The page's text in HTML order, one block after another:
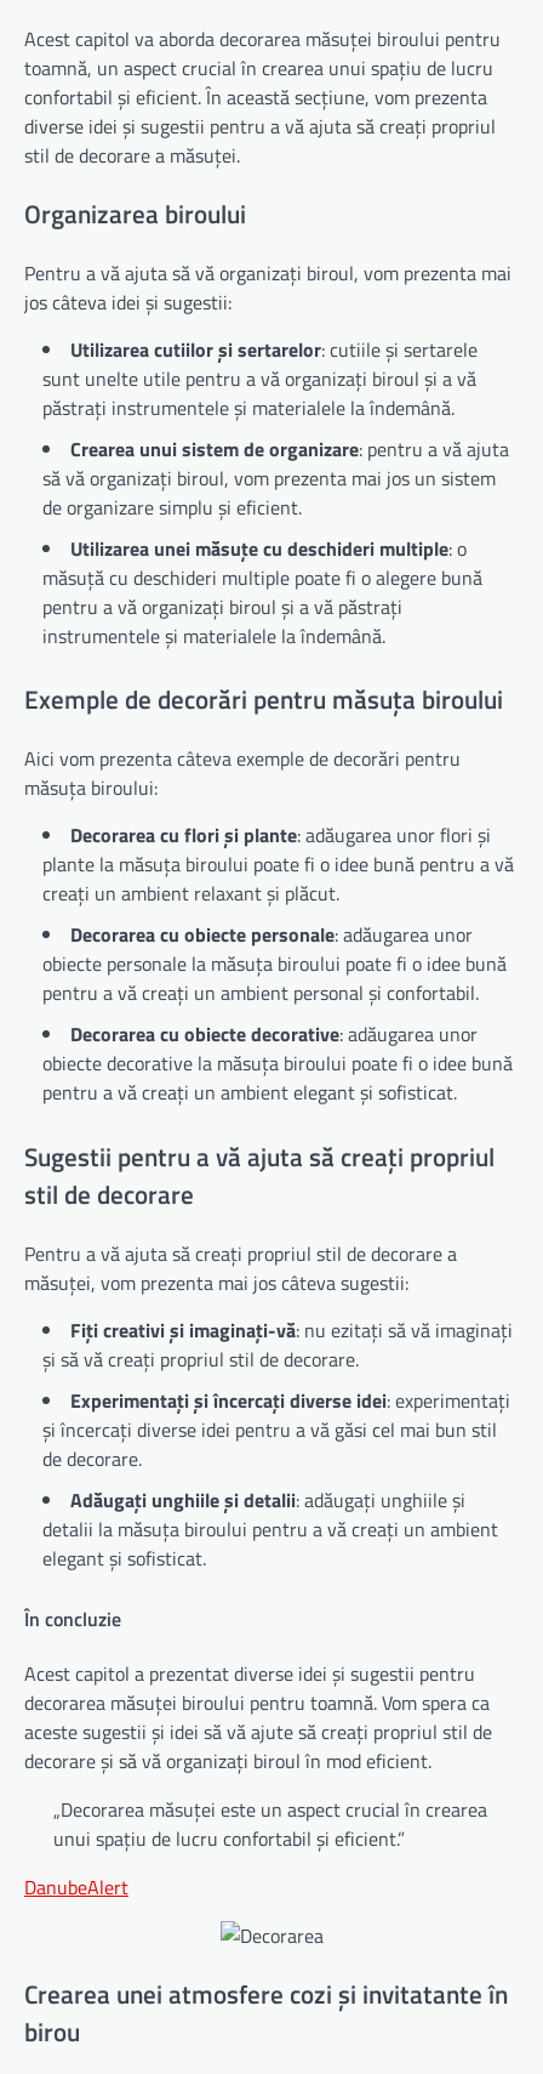
Acest capitol va aborda decorarea măsuței biroului pentru
toamnă, un aspect crucial în crearea unui spațiu de lucru
confortabil și eficient. În această secțiune, vom prezenta
diverse idei și sugestii pentru a vă ajuta să creați propriul
stil de decorare a măsuței.
Organizarea biroului
Pentru a vă ajuta să vă organizați biroul, vom prezenta mai
jos câteva idei și sugestii:
Utilizarea cutiilor și sertarelor: cutiile și sertarele
sunt unelte utile pentru a vă organizați biroul și a vă
păstrați instrumentele și materialele la îndemână.
Crearea unui sistem de organizare: pentru a vă ajuta
să vă organizați biroul, vom prezenta mai jos un sistem
de organizare simplu și eficient.
Utilizarea unei măsuțe cu deschideri multiple: o
măsuță cu deschideri multiple poate fi o alegere bună
pentru a vă organizați biroul și a vă păstrați
instrumentele și materialele la îndemână.
Exemple de decorări pentru măsuța biroului
Aici vom prezenta câteva exemple de decorări pentru
măsuța biroului:
Decorarea cu flori și plante: adăugarea unor flori și
plante la măsuța biroului poate fi o idee bună pentru a vă
creați un ambient relaxant și plăcut.
Decorarea cu obiecte personale: adăugarea unor
obiecte personale la măsuța biroului poate fi o idee bună
pentru a vă creați un ambient personal și confortabil.
Decorarea cu obiecte decorative: adăugarea unor
obiecte decorative la măsuța biroului poate fi o idee bună
pentru a vă creați un ambient elegant și sofisticat.
Sugestii pentru a vă ajuta să creați propriul
stil de decorare
Pentru a vă ajuta să creați propriul stil de decorare a
măsuței, vom prezenta mai jos câteva sugestii:
Fiți creativi și imaginați-vă: nu ezitați să vă imaginați
și să vă creați propriul stil de decorare.
Experimentați și încercați diverse idei: experimentați
și încercați diverse idei pentru a vă găsi cel mai bun stil
de decorare.
Adăugați unghiile și detalii: adăugați unghiile și
detalii la măsuța biroului pentru a vă creați un ambient
elegant și sofisticat.
În concluzie
Acest capitol a prezentat diverse idei și sugestii pentru
decorarea măsuței biroului pentru toamnă. Vom spera ca
aceste sugestii și idei să vă ajute să creați propriul stil de
decorare și să vă organizați biroul în mod eficient.
„Decorarea măsuței este un aspect crucial în crearea
unui spațiu de lucru confortabil și eficient.”
DanubeAlert
Crearea unei atmosfere cozi și invitatante în
birou